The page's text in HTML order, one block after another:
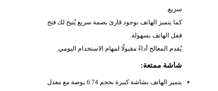
سريع.
كما يتميز الهاتف بوجود قارئ بصمة سريع يُتيح لك فتح
قفل الهاتف بسهولة.
يُقدم المعالج أداءً مقبولًا لمهام الاستخدام اليومي.
شاشة ممتعة:
يتميز الهاتف بشاشة كبيرة بحجم 6.74 بوصة مع معدل